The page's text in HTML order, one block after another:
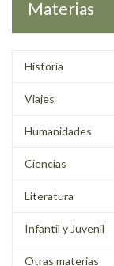
Materias
Historia
Viajes
Humanidades
Ciencias
Literatura
Infantil y Juvenil
Otras materias